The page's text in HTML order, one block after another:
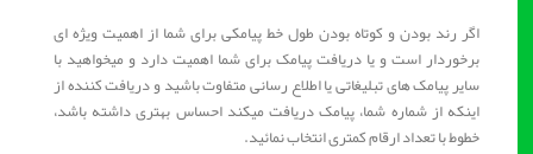
اگر رند بودن و کوتاه بودن طول خط پیامکی برای شما از اهمیت ویژه ای
برخوردار است و یا دریافت پیامک برای شما اهمیت دارد و میخواهید با
سایر پیامک های تبلیغاتی یا اطلاع رسانی متفاوت باشید و دریافت کننده از
اینکه از شماره شما، پیامک دریافت میکند احساس بهتری داشته باشد،
خطوط با تعداد ارقام کمتری انتخاب نمائید.